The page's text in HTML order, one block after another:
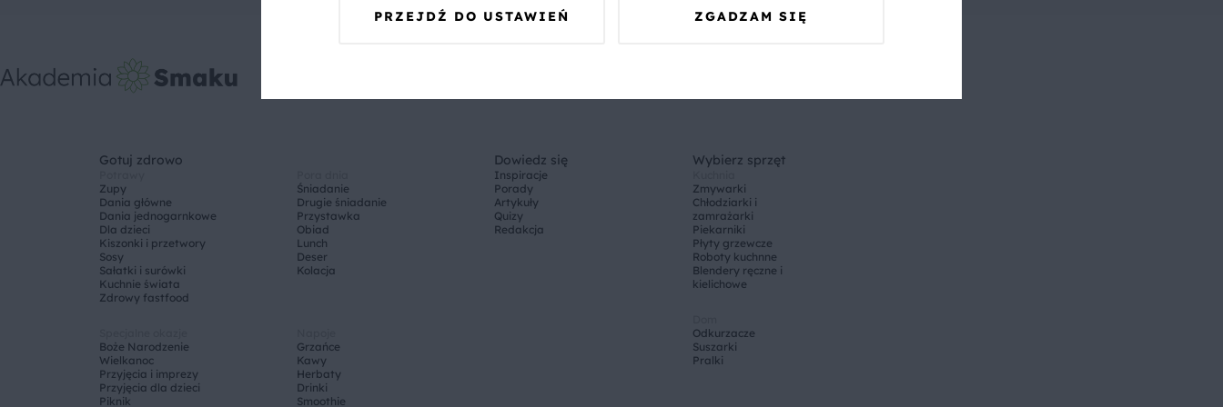
Gotuj zdrowo
Zupy
Dania główne
Dania jednogarnkowe
Dla dzieci
Kiszonki i przetwory
Sosy
Sałatki i surówki
Kuchnie świata
Zdrowy fastfood
Śniadanie
Drugie śniadanie
Przystawka
Obiad
Lunch
Deser
Kolacja
Boże Narodzenie
Wielkanoc
Przyjęcia i imprezy
Przyjęcia dla dzieci
Piknik
Grzańce
Kawy
Herbaty
Drinki
Smoothie
Dowiedz się
Inspiracje
Porady
Artykuły
Quizy
Redakcja
Wybierz sprzęt
Zmywarki
Chłodziarki i
zamrażarki
Piekarniki
Płyty grzewcze
Roboty kuchnne
Blendery ręczne i
kielichowe
Odkurzacze
Suszarki
Pralki
PRZEJDŹ DO USTAWIEŃ ZGADZAM SIĘ